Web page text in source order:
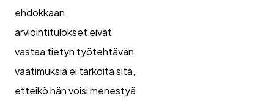
ehdokkaan
arviointitulokset eivät
vastaa tietyn työtehtävän
vaatimuksia ei tarkoita sitä,
etteikö hän voisi menestyä